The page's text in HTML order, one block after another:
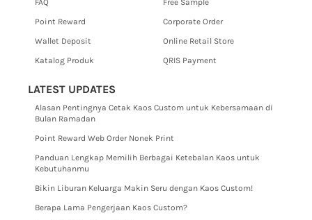
LATEST UPDATES
FAQ
Point Reward
Wallet Deposit
Katalog Produk
Free Sample
Corporate Order
Online Retail Store
QRIS Payment
Alasan Pentingnya Cetak Kaos Custom untuk Kebersamaan di
Bulan Ramadan
Point Reward Web Order Nonek Print
Panduan Lengkap Memilih Berbagai Ketebalan Kaos untuk
Kebutuhanmu
Bikin Liburan Keluarga Makin Seru dengan Kaos Custom!
Berapa Lama Pengerjaan Kaos Custom?